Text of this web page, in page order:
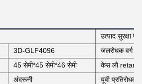
उत्पाद सुरक्षा
3D-GLF4096
जलरोधक वर्ग
45 सेमी*45 सेमी*46 सेमी
केस लौ
अंदरूनी
यूवी प्रतिरोधक